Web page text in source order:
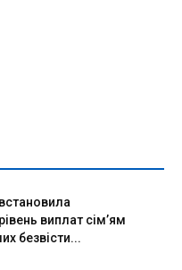
виплат сім’ям
безвісти...